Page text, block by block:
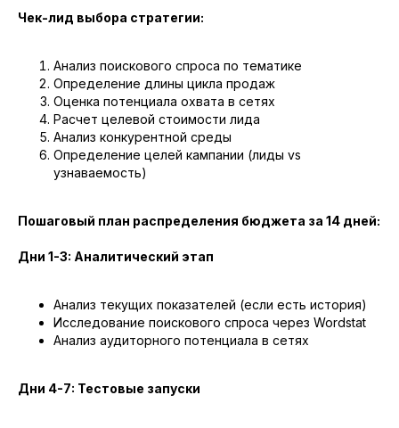
Чек-лид выбора стратегии:
Анализ поискового спроса по тематике
Определение длины цикла продаж
Оценка потенциала охвата в сетях
Расчет целевой стоимости лида
Анализ конкурентной среды
Определение целей кампании (лиды vs
узнаваемость)
Пошаговый план распределения бюджета за 14 дней:
Дни 1-3: Аналитический этап
Анализ текущих показателей (если есть история)
Исследование поискового спроса через Wordstat
Анализ аудиторного потенциала в сетях
Дни 4-7: Тестовые запуски
УЖЕ ЧЕРЕЗ НЕДЕЛЮ ПОСЛЕ
ЗАПУСКА РЕКЛАМЫ
Цены от 25 000 рублей в месяц. Все
фиксируется в договоре. Никаких